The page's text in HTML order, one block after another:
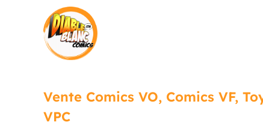
Vente Comics VO, Comics VF,
VPC